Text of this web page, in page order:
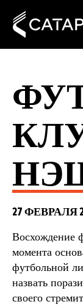
27 ФЕВРАЛЯ
Восхождение
момента
футбольной
назвать
своего